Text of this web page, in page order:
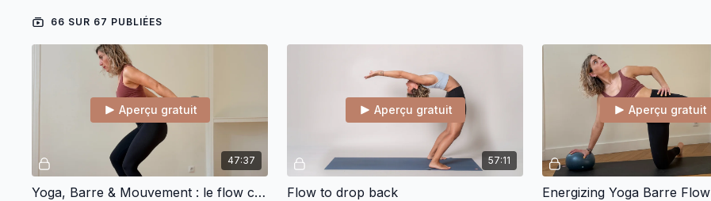
66 SUR 67 PUBLIÉES
47:37
Aperçu gratuit
Yoga, Barre & Mouvement : le flow complet pour tonifier et t’exprimer
57:11
Aperçu gratuit
Flow to drop back
Aperçu gratuit
Energizing Yoga Barre Flow